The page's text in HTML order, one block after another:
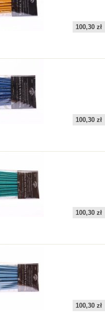
100,30 zł
100,30 zł
100,30 zł
100,30 zł